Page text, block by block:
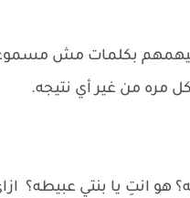
بكلمات مش مسموعه,
مره من غير أي نتيجه.
هو انتِ يا بنتي